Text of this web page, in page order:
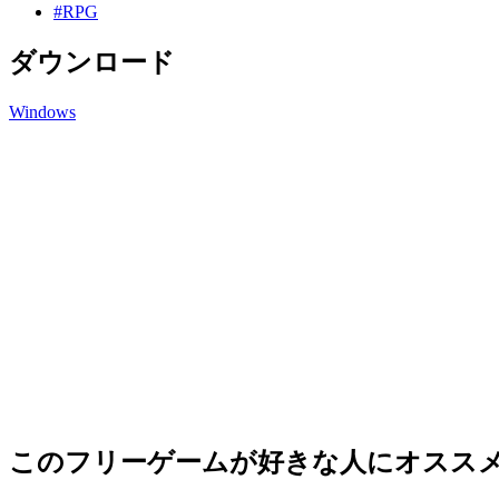
#RPG
ダウンロード
Windows
このフリーゲームが好きな人にオスス